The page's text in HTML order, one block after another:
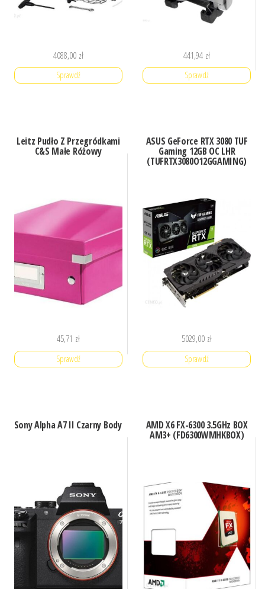
4088,00 zł
Sprawdź
441,94 zł
Sprawdź
Leitz Pudło Z Przegródkami
C&S Małe Różowy
45,71 zł
Sprawdź
ASUS GeForce RTX 3080 TUF
Gaming 12GB OC LHR
(TUFRTX3080O12GGAMING)
5029,00 zł
Sprawdź
Sony Alpha A7 II Czarny Body AMD X6 FX-6300 3.5GHz BOX
AM3+ (FD6300WMHKBOX)